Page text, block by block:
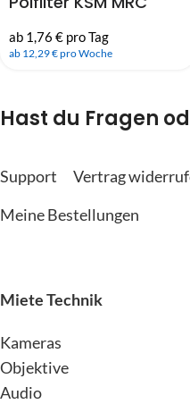
72mm, 77mm,
ab 1,76 € pro Tag
ab 12,29 € pro Woche
Hast du Fragen
Support Vertrag
Meine Bestellungen
Miete Technik
Kameras
Objektive
Audio